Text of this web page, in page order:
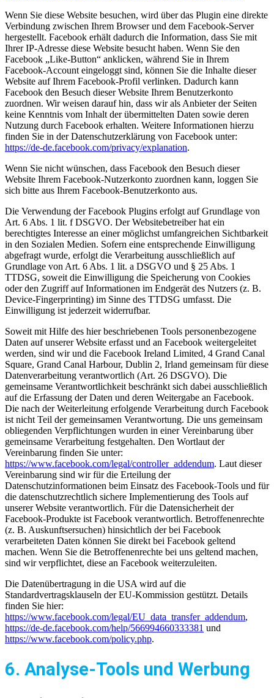
Wenn Sie diese Website besuchen, wird über das Plugin eine direkte
Verbindung zwischen Ihrem Browser und dem Facebook-Server
hergestellt. Facebook erhält dadurch die Information, dass Sie mit
Ihrer IP-Adresse diese Website besucht haben. Wenn Sie den
Facebook „Like-Button“ anklicken, während Sie in Ihrem
Facebook-Account eingeloggt sind, können Sie die Inhalte dieser
Website auf Ihrem Facebook-Profil verlinken. Dadurch kann
Facebook den Besuch dieser Website Ihrem Benutzerkonto
zuordnen. Wir weisen darauf hin, dass wir als Anbieter der Seiten
keine Kenntnis vom Inhalt der übermittelten Daten sowie deren
Nutzung durch Facebook erhalten. Weitere Informationen hierzu
finden Sie in der Datenschutzerklärung von Facebook unter:
https://de-de.facebook.com/privacy/explanation.
Wenn Sie nicht wünschen, dass Facebook den Besuch dieser
Website Ihrem Facebook-Nutzerkonto zuordnen kann, loggen Sie
sich bitte aus Ihrem Facebook-Benutzerkonto aus.
Die Verwendung der Facebook Plugins erfolgt auf Grundlage von
Art. 6 Abs. 1 lit. f DSGVO. Der Websitebetreiber hat ein
berechtigtes Interesse an einer möglichst umfangreichen Sichtbarkeit
in den Sozialen Medien. Sofern eine entsprechende Einwilligung
abgefragt wurde, erfolgt die Verarbeitung ausschließlich auf
Grundlage von Art. 6 Abs. 1 lit. a DSGVO und § 25 Abs. 1
TTDSG, soweit die Einwilligung die Speicherung von Cookies
oder den Zugriff auf Informationen im Endgerät des Nutzers (z. B.
Device-Fingerprinting) im Sinne des TTDSG umfasst. Die
Einwilligung ist jederzeit widerrufbar.
Soweit mit Hilfe des hier beschriebenen Tools personenbezogene
Daten auf unserer Website erfasst und an Facebook weitergeleitet
werden, sind wir und die Facebook Ireland Limited, 4 Grand Canal
Square, Grand Canal Harbour, Dublin 2, Irland gemeinsam für diese
Datenverarbeitung verantwortlich (Art. 26 DSGVO). Die
gemeinsame Verantwortlichkeit beschränkt sich dabei ausschließlich
auf die Erfassung der Daten und deren Weitergabe an Facebook.
Die nach der Weiterleitung erfolgende Verarbeitung durch Facebook
ist nicht Teil der gemeinsamen Verantwortung. Die uns gemeinsam
obliegenden Verpflichtungen wurden in einer Vereinbarung über
gemeinsame Verarbeitung festgehalten. Den Wortlaut der
Vereinbarung finden Sie unter:
https://www.facebook.com/legal/controller_addendum. Laut dieser
Vereinbarung sind wir für die Erteilung der
Datenschutzinformationen beim Einsatz des Facebook-Tools und für
die datenschutzrechtlich sichere Implementierung des Tools auf
unserer Website verantwortlich. Für die Datensicherheit der
Facebook-Produkte ist Facebook verantwortlich. Betroffenenrechte
(z. B. Auskunftsersuchen) hinsichtlich der bei Facebook
verarbeiteten Daten können Sie direkt bei Facebook geltend
machen. Wenn Sie die Betroffenenrechte bei uns geltend machen,
sind wir verpflichtet, diese an Facebook weiterzuleiten.
Die Datenübertragung in die USA wird auf die
Standardvertragsklauseln der EU-Kommission gestützt. Details
finden Sie hier:
https://www.facebook.com/legal/EU_data_transfer_addendum,
https://de-de.facebook.com/help/566994660333381 und
https://www.facebook.com/policy.php.
6. Analyse-Tools und Werbung